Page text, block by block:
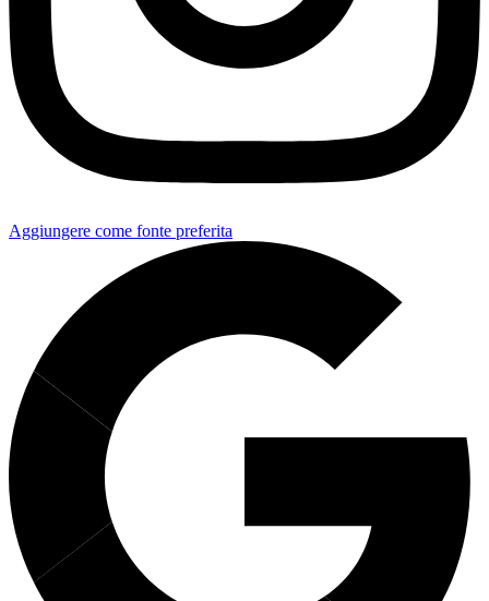
Aggiungere come fonte preferita